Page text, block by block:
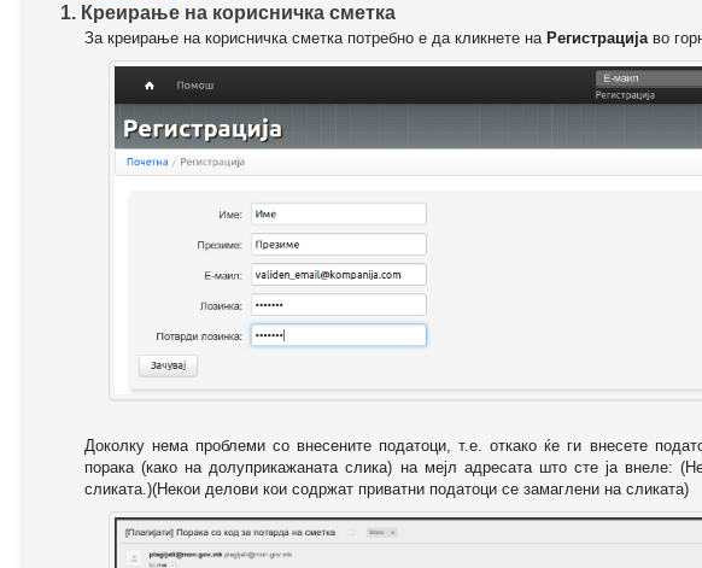
1. Креирање на корисничка сметка
За креирање на корисничка сметка потребно е да кликнете на Регистрацијаво
Доколку нема проблеми со внесените податоци, т.е. откако ќе ги внесете
порака (како на долуприкажаната слика) на мејл адресата што сте ја внеле:
сликата.)(Некои делови кои содржат приватни податоци се замаглени на сликата)